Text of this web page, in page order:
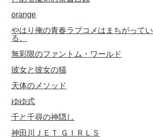
orange
やはり俺の青春ラブコメはまちがってい
る。
無彩限のファントム・ワールド
彼女と彼女の猫
天体のメソッド
ゆゆ式
千と千尋の神隠し
神田川ＪＥＴ ＧＩＲＬＳ